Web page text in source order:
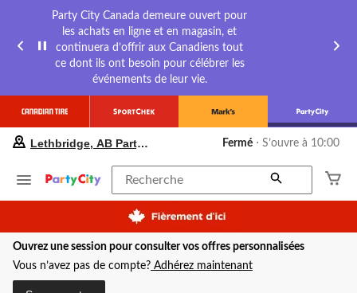
Party City Canada demeure ouvert pour
les achats en ligne et en magasin, et
continuera d’offrir aux Canadiens tout
ce dont ils ont besoin pour célébrer les
événements de leur vie.
préféré
Lethbridge,
Party
City,
courament
Fermé,
Lethbridge, AB Party City Fermé ⋅ S’ouvre à 10:00
Recherche
Ouvrez une session pour consulter vos offres personnalisées
Vous n’avez pas de compte? Adhérez maintenant